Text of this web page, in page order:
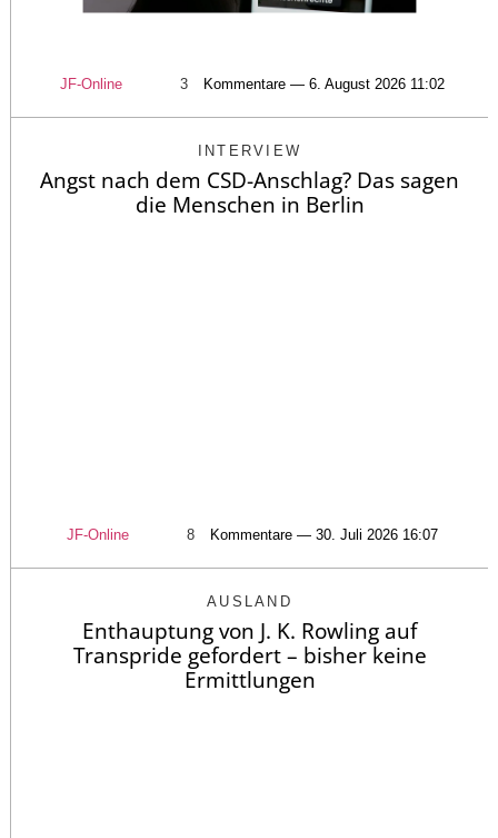
JF-Online 3 Kommentare — 6. August 2026 11:02
INTERVIEW
Angst nach dem CSD-Anschlag? Das sagen
die Menschen in Berlin
JF-Online 8 Kommentare — 30. Juli 2026 16:07
AUSLAND
Enthauptung von J. K. Rowling auf
Transpride gefordert – bisher keine
Ermittlungen